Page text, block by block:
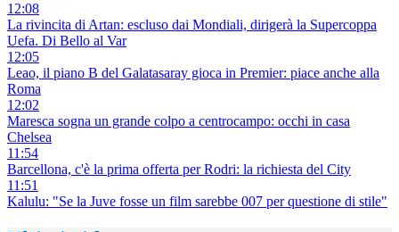
12:08
La rivincita di Artan: escluso dai Mondiali, dirigerà la Supercoppa
Uefa. Di Bello al Var
12:05
Leao, il piano B del Galatasaray gioca in Premier: piace anche alla
Roma
12:02
Maresca sogna un grande colpo a centrocampo: occhi in casa
Chelsea
11:54
Barcellona, c'è la prima offerta per Rodri: la richiesta del City
11:51
Kalulu: "Se la Juve fosse un film sarebbe 007 per questione di stile"